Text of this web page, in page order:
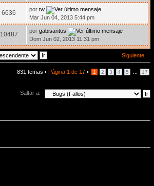
6636 por tw
Mar Jun 04, 2013 5:44 pm
10487 por gabisantos
Dom Jun 02, 2013 11:31 pm
Siguiente
831 temas • Página 1 de 17 • 1 2 3 4 5 17
Saltar a: